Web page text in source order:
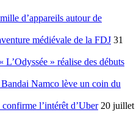
d’appareils autour de
médiévale de la FDJ 31
» réalise des débuts
Namco lève un coin du
l’intérêt d’Uber 20 juillet